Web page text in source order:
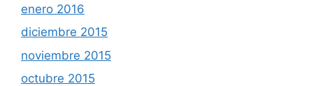
enero 2016
diciembre 2015
noviembre 2015
octubre 2015